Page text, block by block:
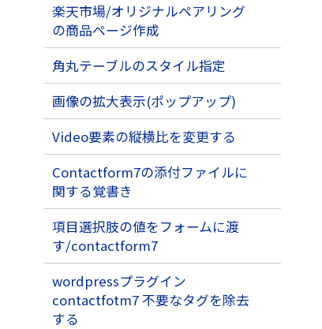
楽天市場/オリジナルペアリング
の商品ページ作成
角丸テーブルのスタイル指定
画像の拡大表示(ポップアップ)
Video要素の縦横比を変更する
Contactform7の添付ファイルに
関する覚書き
項目選択肢の値をフォームに渡
す/contactform7
wordpressプラグイン
contactfotm7 不要なタグを除去
する